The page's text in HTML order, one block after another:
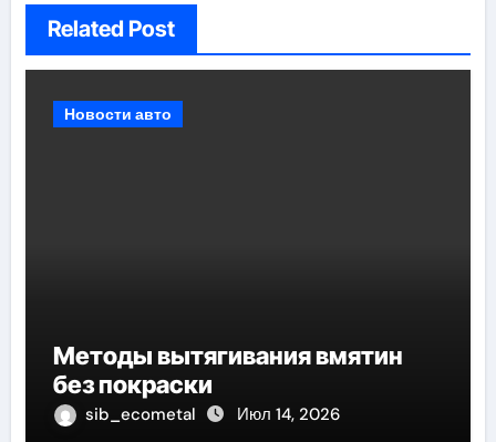
Related Post
Новости авто
Методы вытягивания вмятин
без покраски
sib_ecometal Июл 14, 2026